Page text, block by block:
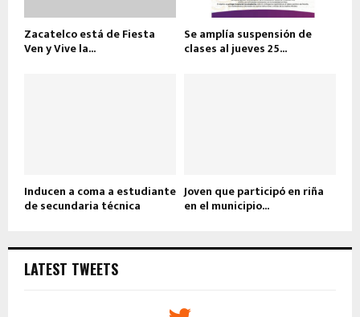
Zacatelco está de Fiesta
Ven y Vive la...
Se amplía suspensión de
clases al jueves 25...
Inducen a coma a estudiante
de secundaria técnica
Joven que participó en riña
en el municipio...
LATEST TWEETS